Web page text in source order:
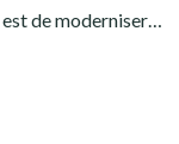
de moderniser…